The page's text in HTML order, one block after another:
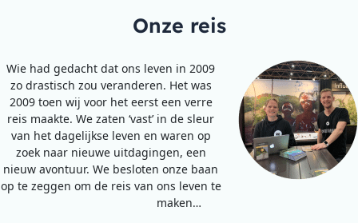
Onze reis
Wie had gedacht dat ons leven in 2009
zo drastisch zou veranderen. Het was
2009 toen wij voor het eerst een verre
reis maakte. We zaten ‘vast’ in de sleur
van het dagelijkse leven en waren op
zoek naar nieuwe uitdagingen, een
nieuw avontuur. We besloten onze baan
op te zeggen om de reis van ons leven te
maken…